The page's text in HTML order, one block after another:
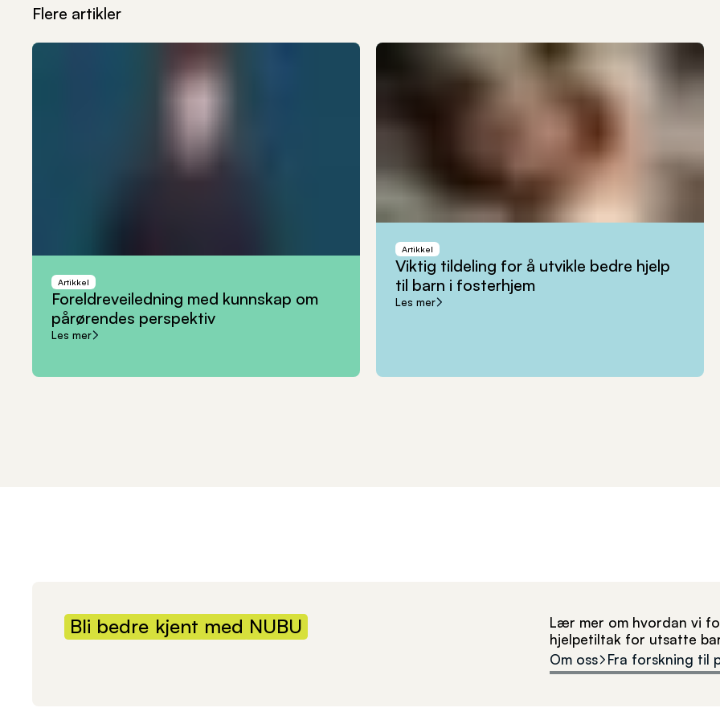
Flere artikler
Artikkel
Foreldreveiledning med kunnskap om
pårørendes perspektiv
Les mer
Artikkel
Viktig tildeling for å utvikle bedre hjelp
til barn i fosterhjem
Les mer
Bli bedre kjent med NUBU
Lær mer om hvordan vi
hjelpetiltak for utsatte
Om oss
Fra forskning til